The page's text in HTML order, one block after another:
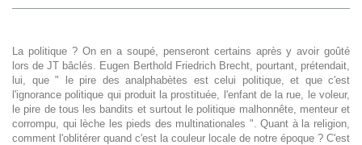
La politique ? On en a soupé, penseront certains après y avoir goûté
lors de JT bâclés. Eugen Berthold Friedrich Brecht, pourtant, prétendait,
lui, que " le pire des analphabètes est celui politique, et que c'est
l'ignorance politique qui produit la prostituée, l'enfant de la rue, le voleur,
le pire de tous les bandits et surtout le politique malhonnête, menteur et
corrompu, qui lèche les pieds des multinationales ". Quant à la religion,
comment l'oblitérer quand c'est la couleur locale de notre époque ? C'est